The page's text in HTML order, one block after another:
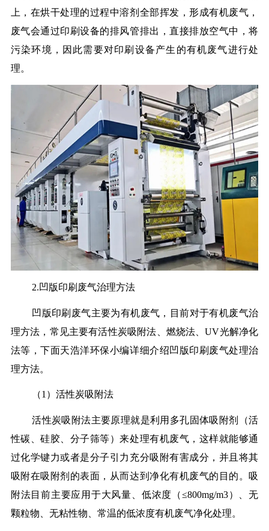
上，在烘干处理的过程中溶剂全部挥发，形成有机废气，
废气会通过印刷设备的排风管排出，直接排放空气中，将
污染环境，因此需要对印刷设备产生的有机废气进行处
理。
2.凹版印刷废气治理方法
凹版印刷废气主要为有机废气，目前对于有机废气治
理方法，常见主要有活性炭吸附法、燃烧法、UV光解净化
法等，下面天浩洋环保小编详细介绍凹版印刷废气处理治
理方法。
（1）活性炭吸附法
活性炭吸附法主要原理就是利用多孔固体吸附剂（活
性碳、硅胶、分子筛等）来处理有机废气，这样就能够通
过化学键力或者是分子引力充分吸附有害成分，并且将其
吸附在吸附剂的表面，从而达到净化有机废气的目的。吸
附法目前主要应用于大风量、低浓度（≤800mg/m3）、无
颗粒物、无粘性物、常温的低浓度有机废气净化处理。